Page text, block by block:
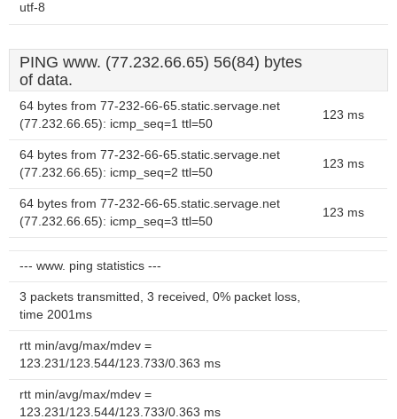
utf-8
PING www. (77.232.66.65) 56(84) bytes
of data.
64 bytes from 77-232-66-65.static.servage.net
(77.232.66.65): icmp_seq=1 ttl=50
123 ms
64 bytes from 77-232-66-65.static.servage.net
(77.232.66.65): icmp_seq=2 ttl=50
123 ms
64 bytes from 77-232-66-65.static.servage.net
(77.232.66.65): icmp_seq=3 ttl=50
123 ms
--- www. ping statistics ---
3 packets transmitted, 3 received, 0% packet loss,
time 2001ms
rtt min/avg/max/mdev =
123.231/123.544/123.733/0.363 ms
rtt min/avg/max/mdev =
123.231/123.544/123.733/0.363 ms